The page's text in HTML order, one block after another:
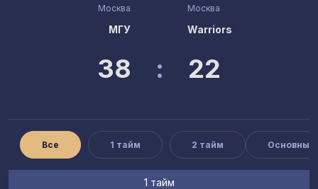
Москва
МГУ
38 : 22
Москва
Warriors
Все 1 тайм 2 тайм Основные
1 тайм